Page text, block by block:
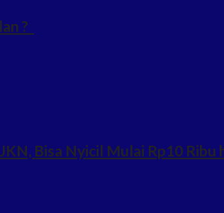
?
Bisa Nyicil Mulai Rp10